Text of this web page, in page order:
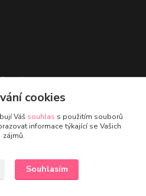
zvířat
678cookies
Váš souhlas s použitím souborů
informace týkající se Vašich
zájmů.
Souhlasím